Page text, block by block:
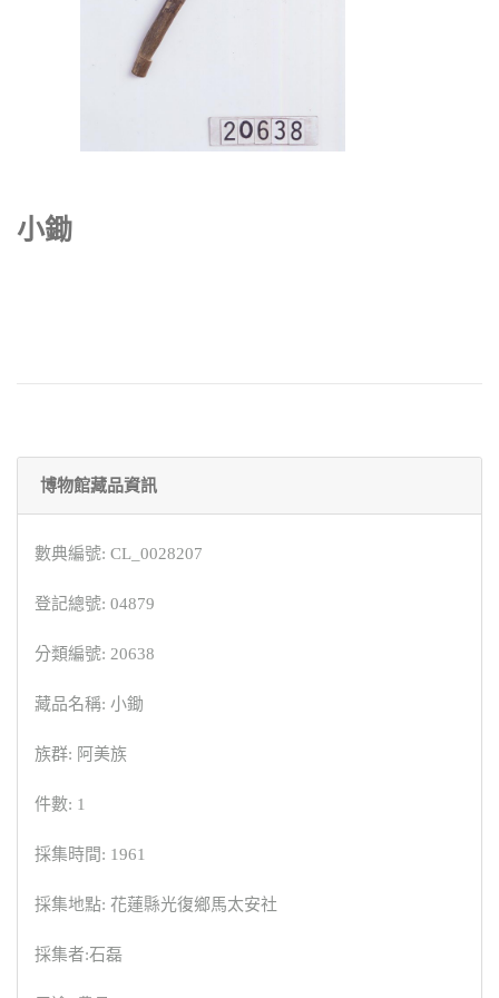
小鋤
博物館藏品資訊
數典編號: CL_0028207
登記總號: 04879
分類編號: 20638
藏品名稱: 小鋤
族群: 阿美族
件數: 1
採集時間: 1961
採集地點: 花蓮縣光復鄉馬太安社
採集者:石磊